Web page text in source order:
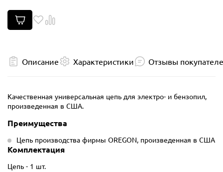
Описание Характеристики Отзывы
Качественная универсальная цепь для электро- и бензопил,
произведенная в США.
Преимущества
Цепь производства фирмы OREGON, произведенная в США
Комплектация
Цепь - 1 шт.